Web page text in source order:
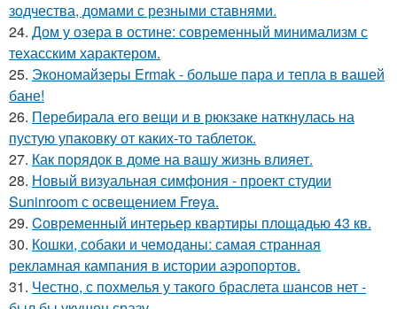
зодчества, домами с резными ставнями.
24. Дом у озера в остине: современный минимализм с
техасским характером.
25. Экономайзеры Ermak - больше пара и тепла в вашей
бане!
26. Перебирала его вещи и в рюкзаке наткнулась на
пустую упаковку от каких-то таблеток.
27. Как порядок в доме на вашу жизнь влияет.
28. Новый визуальная симфония - проект студии
Suninroom с освещением Freya.
29. Cовременный интерьер квартиры площадью 43 кв.
30. Кошки, собаки и чемоданы: самая странная
рекламная кампания в истории аэропортов.
31. Честно, с похмелья у такого браслета шансов нет -